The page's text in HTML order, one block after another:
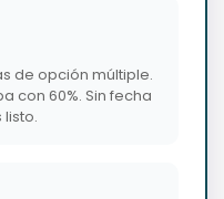
de opción múltiple.
con 60%. Sin fecha